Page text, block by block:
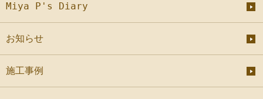
Miya P's Diary
お知らせ
施工事例